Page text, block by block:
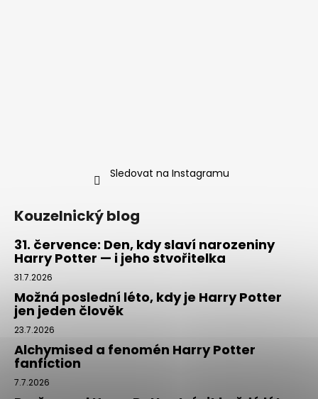
Sledovat na Instagramu
Kouzelnický blog
31. července: Den, kdy slaví narozeniny
Harry Potter — i jeho stvořitelka
31.7.2026
Možná poslední léto, kdy je Harry Potter
jen jeden člověk
23.7.2026
Alchymised a fenomén Harry Potter
fanfiction
7.7.2026